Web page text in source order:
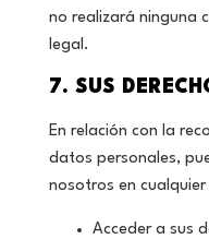
no realizará ninguna
legal.
7. SUS
En relación con la
datos personales,
nosotros en
Acceder a sus